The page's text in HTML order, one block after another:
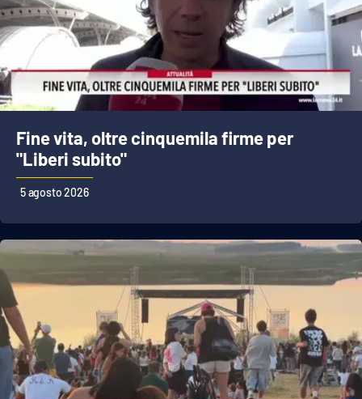
Fine vita, oltre cinquemila firme per
"Liberi subito"
5 agosto 2026